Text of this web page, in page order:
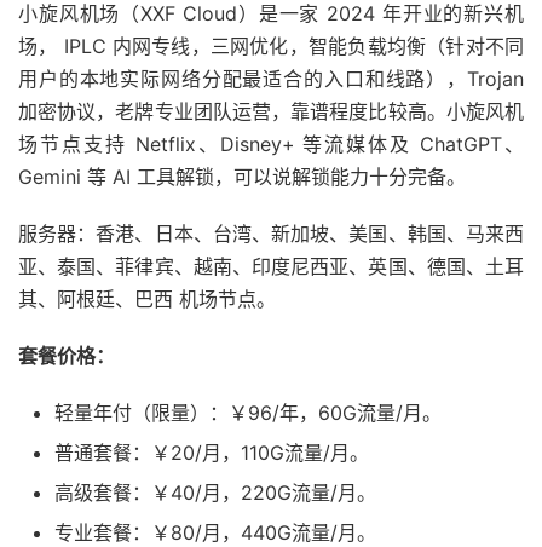
小旋风机场（XXF Cloud）是一家 2024 年开业的新兴机
场， IPLC 内网专线，三网优化，智能负载均衡（针对不同
用户的本地实际网络分配最适合的入口和线路），Trojan
加密协议，老牌专业团队运营，靠谱程度比较高。小旋风机
场节点支持 Netflix、Disney+ 等流媒体及 ChatGPT、
Gemini 等 AI 工具解锁，可以说解锁能力十分完备。
服务器：香港、日本、台湾、新加坡、美国、韩国、马来西
亚、泰国、菲律宾、越南、印度尼西亚、英国、德国、土耳
其、阿根廷、巴西 机场节点。
套餐价格：
轻量年付（限量）：￥96/年，60G流量/月。
普通套餐：￥20/月，110G流量/月。
高级套餐：￥40/月，220G流量/月。
专业套餐：￥80/月，440G流量/月。